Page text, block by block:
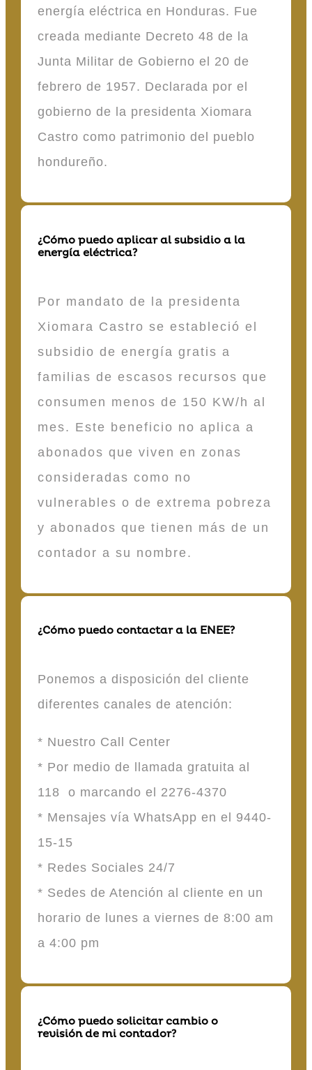
energía eléctrica en Honduras. Fue
creada mediante Decreto 48 de la
Junta Militar de Gobierno el 20 de
febrero de 1957. Declarada por el
gobierno de la presidenta Xiomara
Castro como patrimonio del pueblo
hondureño.
¿Cómo puedo aplicar al subsidio a la
energía eléctrica?
Por mandato de la presidenta
Xiomara Castro se estableció el
subsidio de energía gratis a
familias de escasos recursos que
consumen menos de 150 KW/h al
mes. Este beneficio no aplica a
abonados que viven en zonas
consideradas como no
vulnerables o de extrema pobreza
y abonados que tienen más de un
contador a su nombre.
¿Cómo puedo contactar a la ENEE?
Ponemos a disposición del cliente
diferentes canales de atención:
* Nuestro Call Center
* Por medio de llamada gratuita al
118 o marcando el 2276-4370
* Mensajes vía WhatsApp en el 9440-
15-15
* Redes Sociales 24/7
* Sedes de Atención al cliente en un
horario de lunes a viernes de 8:00 am
a 4:00 pm
¿Cómo puedo solicitar cambio o
revisión de mi contador?